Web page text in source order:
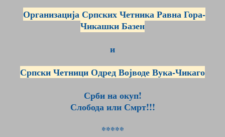
Организација Српских Четника Равна Гора-
Чикашки Базен
и
Српски Четници Одред Војводе Вука-Чикаго
Срби на окуп!
Слобода или Смрт!!!
*****